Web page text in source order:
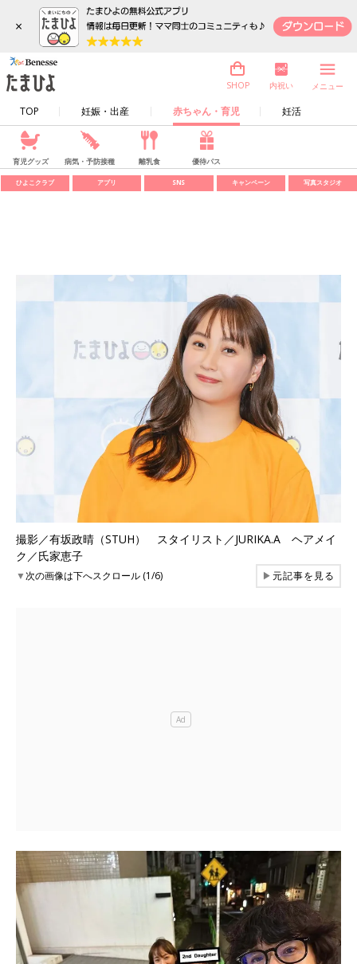
×
TOP 妊娠・出産 赤ちゃん・育児 妊活
SHOP 内祝い メニュー
育児グッズ 病気・予防接種 離乳食 優待パス
ひよこクラブ アプリ SNS キャンペーン 写真スタジオ
撮影／有坂政晴（STUH） スタイリスト／JURIKA.A ヘアメイ
ク／氏家恵子
▼次の画像は下へスクロール (1/6) ▶元記事を見る